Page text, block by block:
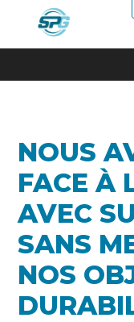
NOUS
FACE À
AVEC
SANS
NOS